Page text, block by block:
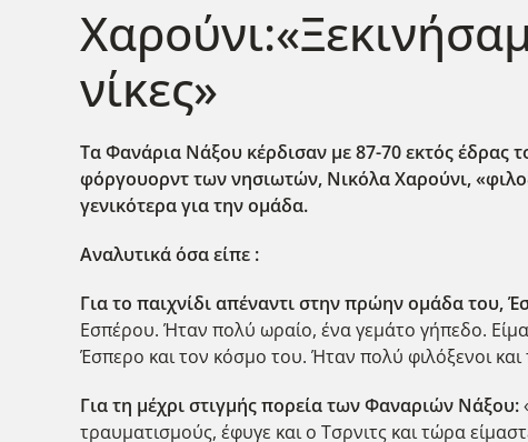
νίκες»
Τα Φανάρια Νάξου κέρδισαν με 87-70 εκτός έδρας
φόργουορντ των νησιωτών, Νικόλα Χαρούνι,
γενικότερα για την ομάδα.
Αναλυτικά όσα είπε :
Για το παιχνίδι απέναντι στην πρώην ομάδα του,
Εσπέρου. Ήταν πολύ ωραίο, ένα γεμάτο γήπεδο.
Έσπερο και τον κόσμο του. Ήταν πολύ φιλόξενοι και
Για τη μέχρι στιγμής πορεία των Φαναριών Νάξου:
τραυματισμούς, έφυγε και ο Τσρνιτς και τώρα